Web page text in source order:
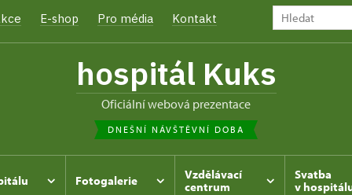
E-shop Pro média Kontakt
hospitál Kuks
oficiální webová prezentace
DNEŠNÍ NÁVŠTĚVNÍ DOBA
Fotogalerie
Vzdělávací
centrum
Svatba
v